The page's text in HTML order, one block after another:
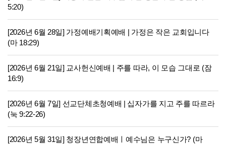
5:20)
[2026년 6월 28일] 가정예배기획예배 | 가정은 작은 교회입니다
(마 18:29)
[2026년 6월 21일] 교사헌신예배 | 주를 따라, 이 모습 그대로 (잠
16:9)
[2026년 6월 7일] 선교단체초청예배 | 십자가를 지고 주를 따르라
(눅 9:22-26)
[2026년 5월 31일] 청장년연합예배ㅣ예수님은 누구신가? (마